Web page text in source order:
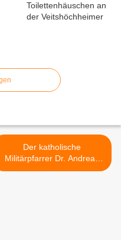
Der katholische
Militärpfarrer Dr. Andreas
Rudiger verabschiedete